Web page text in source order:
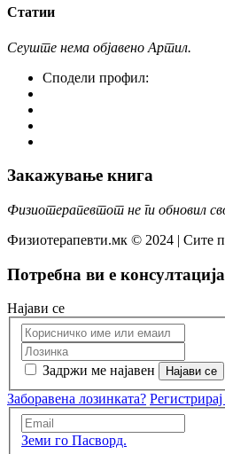
Статии
Сеуште нема објавено Артил.
Сподели профил:
Закажување книга
Физиотерапевтот не ги обновил
Физиотерапевти.мк © 2024 | Сите
Потребна ви е
Најави се
Задржи ме најавен
Заборавена лозинката? Регистрирај
Земи го Пасворд.